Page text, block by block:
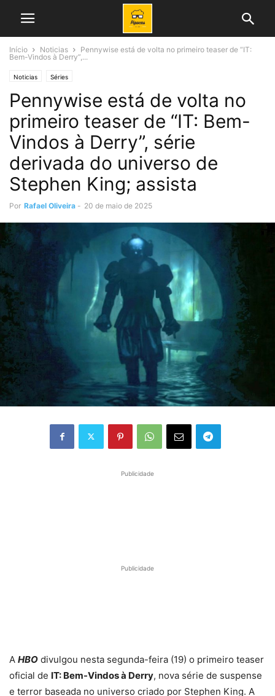
Início Noticias
Pennywise está de volta no primeiro teaser de “IT:
Bem-Vindos à Derry”,...
Noticias Séries
Pennywise está de volta no
primeiro teaser de “IT: Bem-
Vindos à Derry”, série
derivada do universo de
Stephen King; assista
Por Rafael Oliveira - 20 de maio de 2025
Publicidade
Publicidade
A HBO divulgou nesta segunda-feira (19) o primeiro teaser
oficial de IT: Bem-Vindos à Derry, nova série de suspense
e terror baseada no universo criado por Stephen King. A